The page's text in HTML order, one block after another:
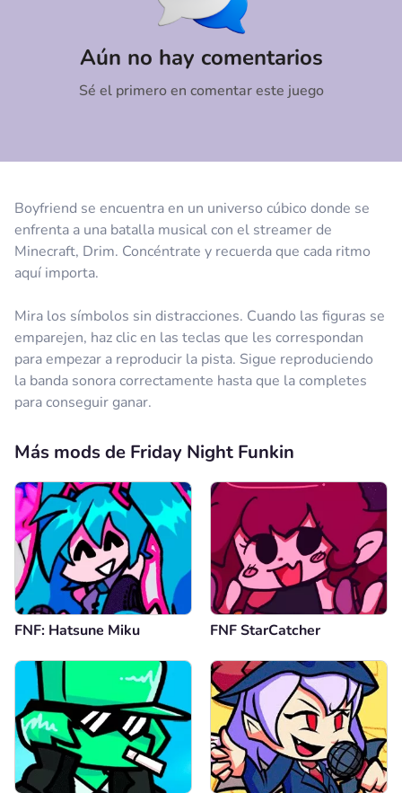
Boyfriend se encuentra en un universo cúbico donde se
enfrenta a una batalla musical con el streamer de
Minecraft, Drim. Concéntrate y recuerda que cada ritmo
aquí importa.
Mira los símbolos sin distracciones. Cuando las figuras se
emparejen, haz clic en las teclas que les correspondan
para empezar a reproducir la pista. Sigue reproduciendo
la banda sonora correctamente hasta que la completes
para conseguir ganar.
Aún no hay comentarios
Sé el primero en comentar este juego
Más mods de Friday Night Funkin
FNF: Hatsune Miku FNF StarCatcher